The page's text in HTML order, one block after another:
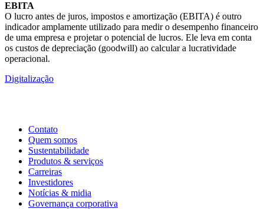
EBITA
O lucro antes de juros, impostos e amortização (EBITA) é outro
indicador amplamente utilizado para medir o desempenho financeiro
de uma empresa e projetar o potencial de lucros. Ele leva em conta
os custos de depreciação (goodwill) ao calcular a lucratividade
operacional.
Digitalização
Contato
Quem somos
Sustentabilidade
Produtos & serviços
Carreiras
Investidores
Notícias & midia
Governança corporativa